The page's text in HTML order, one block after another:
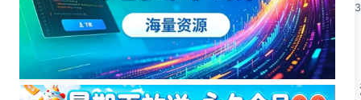
2026-06-10
源码简介
70+个H5游戏资源